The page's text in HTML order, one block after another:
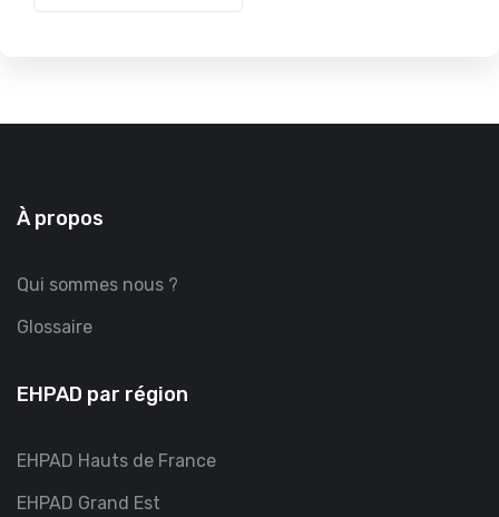
À propos
Qui sommes nous ?
Glossaire
EHPAD par région
EHPAD Hauts de France
EHPAD Grand Est